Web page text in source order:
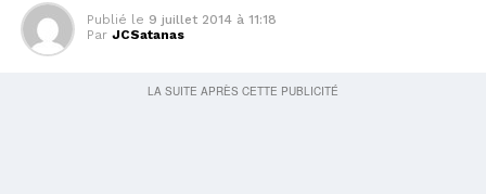
Publié le 9 juillet 2014 à 11:18
Par JCSatanas